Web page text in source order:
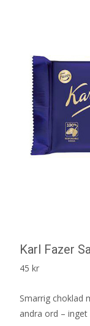
Karl Fazer
45 kr
Smarrig choklad
andra ord –